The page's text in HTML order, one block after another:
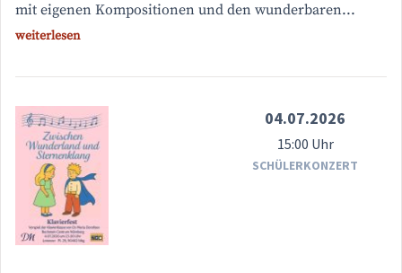
mit eigenen Kompositionen und den wunderbaren...
weiterlesen
04.07.2026
15:00 Uhr
SCHÜLERKONZERT